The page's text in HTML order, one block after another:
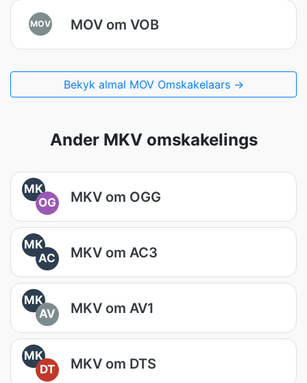
MOV MOV om VOB
Bekyk almal MOV Omskakelaars →
Ander MKV omskakelings
MK
OG
MKV om OGG
MK
AC
MKV om AC3
MK
AV
MKV om AV1
MK
DT
MKV om DTS